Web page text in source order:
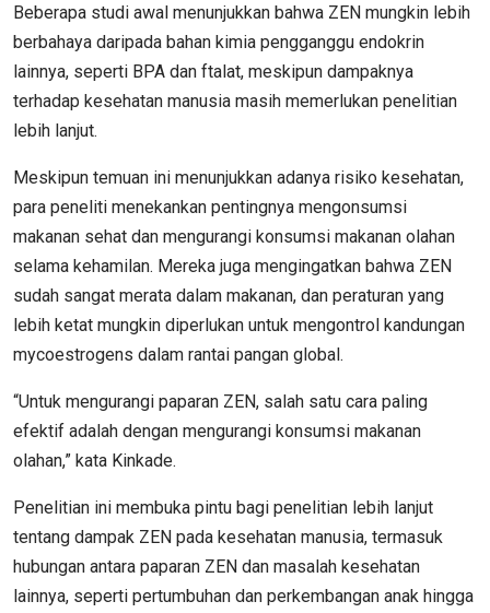
Beberapa studi awal menunjukkan bahwa ZEN mungkin lebih
berbahaya daripada bahan kimia pengganggu endokrin
lainnya, seperti BPA dan ftalat, meskipun dampaknya
terhadap kesehatan manusia masih memerlukan penelitian
lebih lanjut.
Meskipun temuan ini menunjukkan adanya risiko kesehatan,
para peneliti menekankan pentingnya mengonsumsi
makanan sehat dan mengurangi konsumsi makanan olahan
selama kehamilan. Mereka juga mengingatkan bahwa ZEN
sudah sangat merata dalam makanan, dan peraturan yang
lebih ketat mungkin diperlukan untuk mengontrol kandungan
mycoestrogens dalam rantai pangan global.
“Untuk mengurangi paparan ZEN, salah satu cara paling
efektif adalah dengan mengurangi konsumsi makanan
olahan,” kata Kinkade.
Penelitian ini membuka pintu bagi penelitian lebih lanjut
tentang dampak ZEN pada kesehatan manusia, termasuk
hubungan antara paparan ZEN dan masalah kesehatan
lainnya, seperti pertumbuhan dan perkembangan anak hingga